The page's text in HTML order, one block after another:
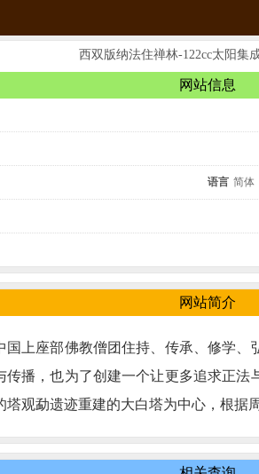
西双版纳法住禅林-122cc太阳集
网站信息
语言 简体
网站简介
上座部佛教僧团住持、传承、修学
播，也为了创建一个让更多追求正
观勐遗迹重建的大白塔为中心，根